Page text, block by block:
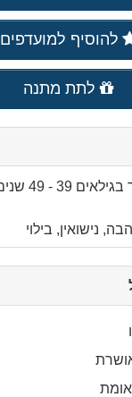
להוסיף למועדפים
לתת מתנה
39 - 49 שנים
נישואין, בילוי
to